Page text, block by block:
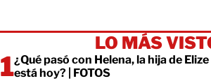
LO MÁS
¿Qué pasó con Helena, la hija de
está hoy? | FOTOS